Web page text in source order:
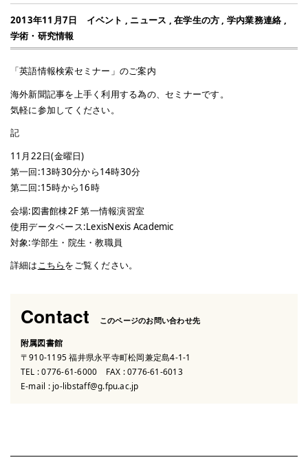
2013年11月7日 イベント , ニュース ,在学生の方 , 学内業務連絡,
学術・研究情報
「英語情報検索セミナー」のご案内
海外新聞記事を上手く利用する為の、セミナーです。
気軽に参加してください。
記
11月22日(金曜日)
第一回:13時30分から14時30分
第二回:15時から16時
会場:図書館棟2F 第一情報演習室
使用データベース:LexisNexis Academic
対象:学部生・院生・教職員
詳細はこちらをご覧ください。
Contact このページのお問い合わせ先
附属図書館
〒910-1195 福井県永平寺町松岡兼定島4-1-1
TEL :0776-61-6000 FAX : 0776-61-6013
E-mail : jo-libstaff@g.fpu.ac.jp